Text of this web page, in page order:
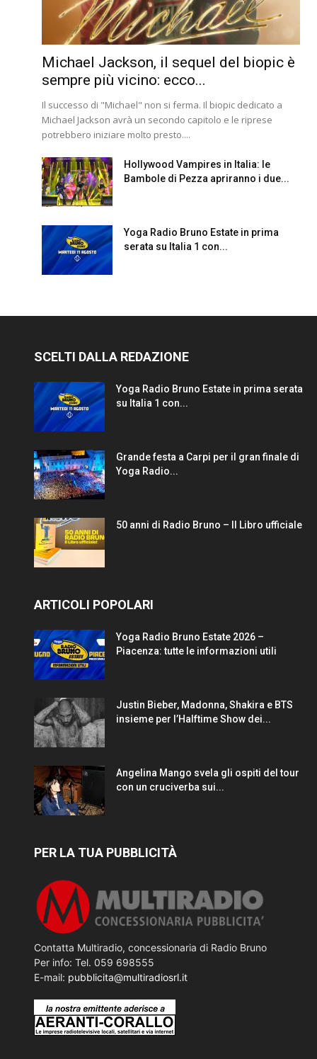
Michael Jackson, il sequel del biopic è
sempre più vicino: ecco...
Il successo di "Michael" non si ferma. Il biopic dedicato a
Michael Jackson avrà un secondo capitolo e le riprese
potrebbero iniziare molto presto....
Hollywood Vampires in Italia: le
Bambole di Pezza apriranno i due...
Yoga Radio Bruno Estate in prima
serata su Italia 1 con...
SCELTI DALLA REDAZIONE
Yoga Radio Bruno Estate in prima serata
su Italia 1 con...
Grande festa a Carpi per il gran finale di
Yoga Radio...
50 anni di Radio Bruno – Il Libro ufficiale
ARTICOLI POPOLARI
Yoga Radio Bruno Estate 2026 –
Piacenza: tutte le informazioni utili
Justin Bieber, Madonna, Shakira e BTS
insieme per l’Halftime Show dei...
Angelina Mango svela gli ospiti del tour
con un cruciverba sui...
PER LA TUA PUBBLICITÀ
Contatta Multiradio, concessionaria di Radio Bruno
Per info: Tel. 059 698555
E-mail: pubblicita@multiradiosrl.it